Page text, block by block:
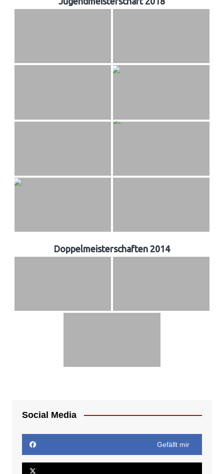
Doppelmeisterschaften 2014
Social Media
Gefällt mir